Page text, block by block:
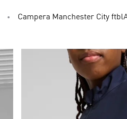
Campera Manchester City